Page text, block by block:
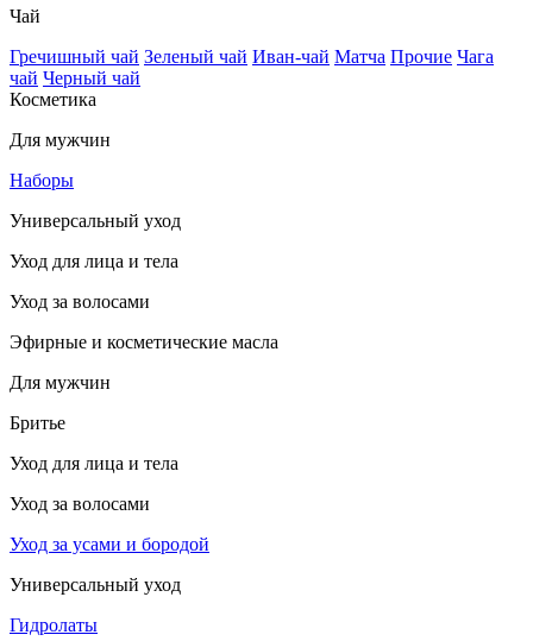
Чай
Гречишный чай Зеленый чай Иван-чай Матча Прочие Чага
чай Черный чай
Косметика
Для мужчин
Наборы
Универсальный уход
Уход для лица и тела
Уход за волосами
Эфирные и косметические масла
Для мужчин
Бритье
Уход для лица и тела
Уход за волосами
Уход за усами и бородой
Универсальный уход
Гидролаты